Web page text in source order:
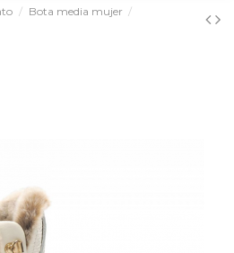
Bota media mujer